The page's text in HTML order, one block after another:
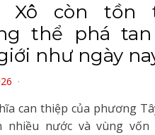
Xô còn tồn
thể phá
như ngày
can thiệp của phương
nhiều nước và vùng